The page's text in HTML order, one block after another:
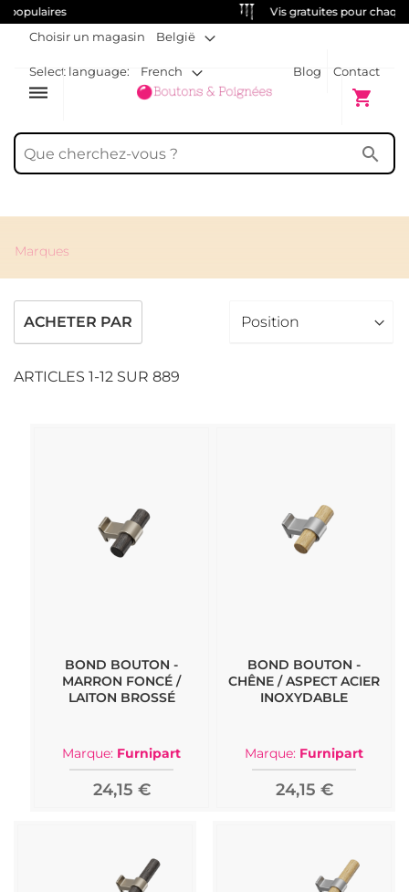
Vis gratuites pour chaque poignée
Blog Contact
Choisir un magasin België
Select language: French
dehaze shopping_cart
Mon
search
Marques
ARTICLES 1-12 SUR 889
BOND BOUTON -
MARRON FONCÉ /
LAITON BROSSÉ
Marque: Furnipart
24,15 €
BOND BOUTON -
CHÊNE / ASPECT ACIER
INOXYDABLE
Marque: Furnipart
24,15 €
ACHETER PAR